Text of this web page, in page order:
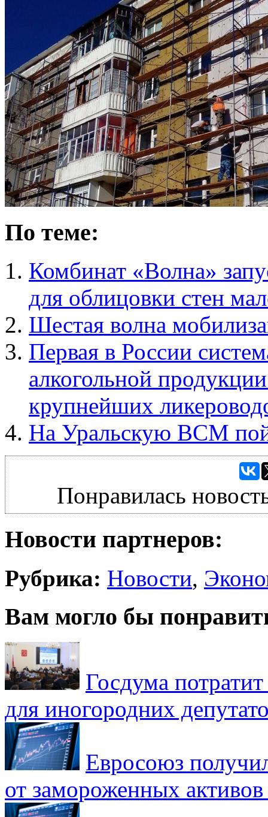
По теме:
Комбинат «Волна»
для облицовки стен
Шестая волна
Первая в России
алкогольной
крупнейших
На Уральскую ВСМ
Понравилась
Новости партнеров:
Рубрика: Новости,
Вам могло бы
Госдума
для иногородних
Евросоюз
от замороженных